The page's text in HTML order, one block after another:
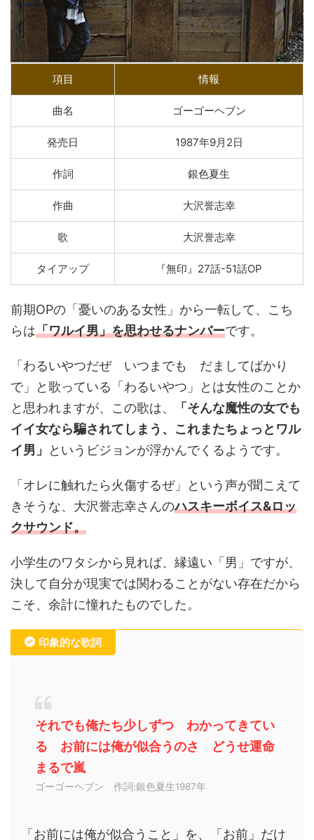
項目 情報
曲名 ゴーゴーヘブン
発売日 1987年9月2日
作詞 銀色夏生
作曲 大沢誉志幸
歌 大沢誉志幸
タイアップ 『無印』27話-51話OP
前期OPの「憂いのある女性」から一転して、こち
らは「ワルイ男」を思わせるナンバーです。
「わるいやつだぜ いつまでも だましてばかり
で」と歌っている「わるいやつ」とは女性のことか
と思われますが、この歌は、
「そんな魔性の女でも
イイ女なら騙されてしまう、これまたちょっとワル
イ男」
というビジョンが浮かんでくるようです。
「オレに触れたら火傷するぜ」という声が聞こえて
きそうな、大沢誉志幸さんのハスキーボイス&ロッ
クサウンド。
小学生のワタシから見れば、縁遠い「男」ですが、
決して自分が現実では関わることがない存在だから
こそ、余計に憧れたものでした。
印象的な歌詞
それでも俺たち少しずつ わかってきてい
る お前には俺が似合うのさ どうせ運命
まるで嵐
ゴーゴーヘブン 作詞:銀色夏生1987年
「お前には俺が似合うこと」を、「お前」だけ